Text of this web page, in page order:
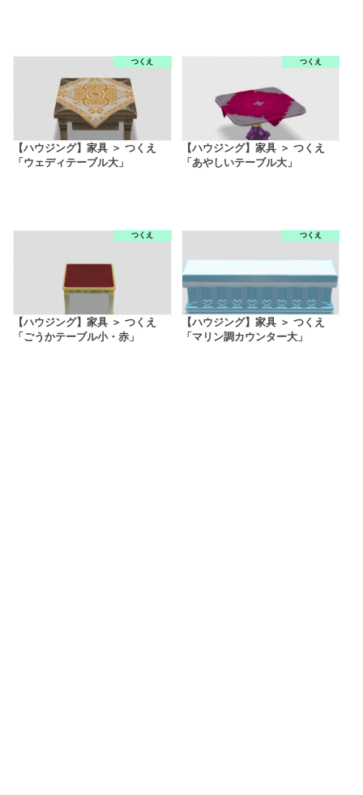
つくえ
【ハウジング】家具 ＞ つくえ
「ウェディテーブル大」
つくえ
【ハウジング】家具 ＞ つくえ
「あやしいテーブル大」
つくえ
【ハウジング】家具 ＞ つくえ
「ごうかテーブル小・赤」
つくえ
【ハウジング】家具 ＞ つくえ
「マリン調カウンター大」